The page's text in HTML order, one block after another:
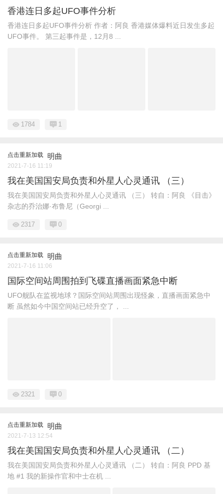
香港连日多起UFO事件分析
香港连日多起UFO事件分析 作者：阿良 香港媒体爆料近日发生多起
UFO事件。 第三起事件是，12月8 ...
1784 1
点击重新加载 明曲
2021-7-16 11:19
我在美国国安局负责和外星人心灵通讯 （三）
我在美国国安局负责和外星人心灵通讯 （三） 转自：阿良 《目击》
杂志的乔治娜·布鲁尼（Georgi ...
2317 0
点击重新加载 明曲
2021-7-16 11:06
国际空间站周围拍到飞碟直播画面紧急中断
UFO舰队在监视地球？国际空间站周围出现怪象，直播画面紧急中
断 虽然如今中国空间站已经升空了， ...
2321 0
点击重新加载 明曲
2021-7-13 12:54
我在美国国安局负责和外星人心灵通讯 （二）
我在美国国安局负责和外星人心灵通讯 （二） 转自：阿良 PPD 基
地 #1 我的新操作官和中士在机 ...